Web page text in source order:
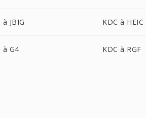
à JBIG KDC à HEIC
à G4 KDC à RGF